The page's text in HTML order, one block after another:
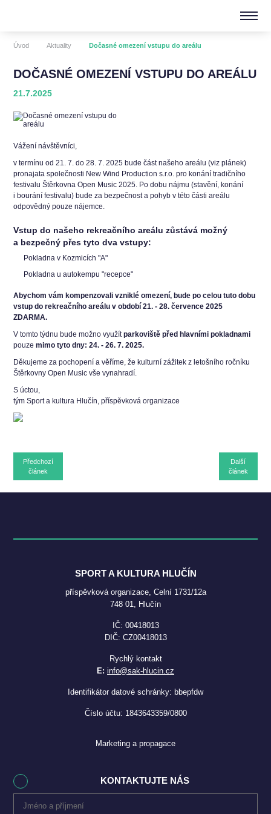
Úvod Aktuality Dočasné omezení vstupu do areálu
DOČASNÉ OMEZENÍ VSTUPU DO AREÁLU
21.7.2025
Vážení návštěvníci,
v termínu od 21. 7. do 28. 7. 2025 bude část našeho areálu (viz plánek)
pronajata společnosti New Wind Production s.r.o. pro konání tradičního
festivalu Štěrkovna Open Music 2025. Po dobu nájmu (stavění, konání
i bourání festivalu) bude za bezpečnost a pohyb v této části areálu
odpovědný pouze nájemce.
Vstup do našeho rekreačního areálu zůstává možný
a bezpečný přes tyto dva vstupy:
Pokladna v Kozmicích "A"
Pokladna u autokempu "recepce"
Abychom vám kompenzovali vzniklé omezení, bude po celou tuto dobu
vstup do rekreačního areálu v období 21. - 28. července 2025
ZDARMA.
V tomto týdnu bude možno využítparkoviště před hlavními pokladnami
pouze mimo tyto dny: 24. - 26. 7. 2025.
Děkujeme za pochopení a věříme, že kulturní zážitek z letošního ročníku
Štěrkovny Open Music vše vynahradí.
S úctou,
tým Sport a kultura Hlučín, příspěvková organizace
Další
článek
Předchozí
článek
SPORT A KULTURA HLUČÍN
příspěvková organizace, Celní 1731/12a
748 01, Hlučín
IČ: 00418013
DIČ: CZ00418013
Rychlý kontakt
E: info@sak-hlucin.cz
Identifikátor datové schránky: bbepfdw
Číslo účtu: 1843643359/0800
Marketing a propagace
KONTAKTUJTE NÁS